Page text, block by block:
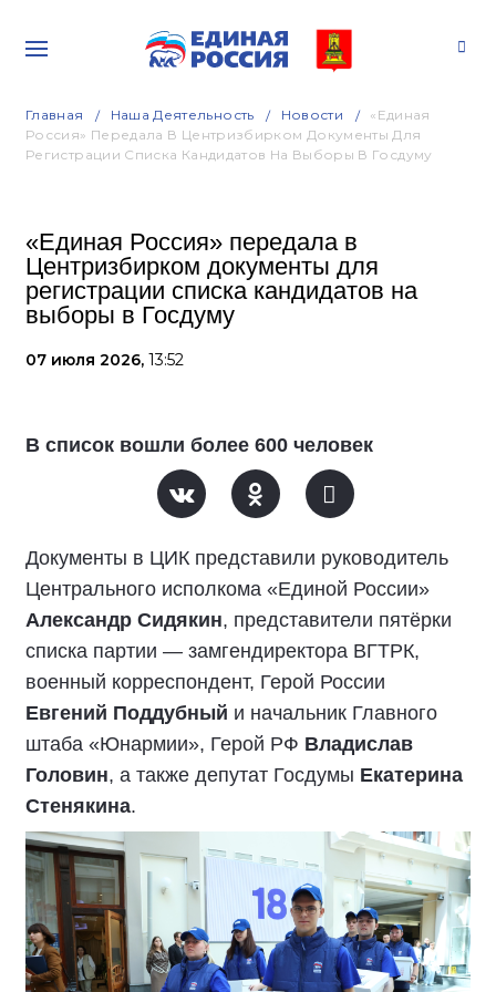
Главная Наша Деятельность Новости
«Единая
Россия» Передала В Центризбирком Документы Для
Регистрации Списка Кандидатов На Выборы В Госдуму
«Единая Россия» передала в
Центризбирком документы для
регистрации списка кандидатов на
выборы в Госдуму
07 июля 2026, 13:52
В список вошли более 600 человек
Документы в ЦИК представили руководитель
Центрального исполкома «Единой России»
Александр Сидякин, представители пятёрки
списка партии — замгендиректора ВГТРК,
военный корреспондент, Герой России
Евгений Поддубный и начальник Главного
штаба «Юнармии», Герой РФ Владислав
Головин, а также депутат Госдумы Екатерина
Стенякина.